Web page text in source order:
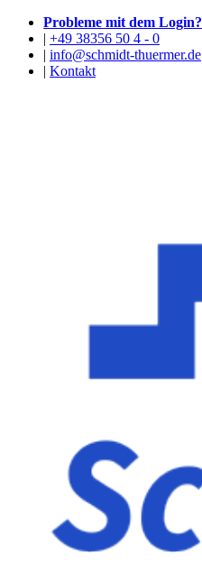
Probleme mit dem Login?
| +49 38356 50 4 - 0
| info@schmidt-thuermer.de
| Kontakt